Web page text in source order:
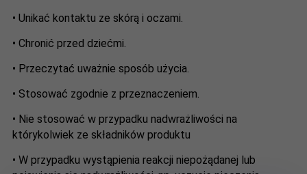
• Unikać kontaktu ze skórą i oczami.
• Chronić przed dziećmi.
• Przeczytać uważnie sposób użycia.
• Stosować zgodnie z przeznaczeniem.
• Nie stosować w przypadku nadwrażliwości na
którykolwiek ze składników produktu
• W przypadku wystąpienia reakcji niepożądanej lub